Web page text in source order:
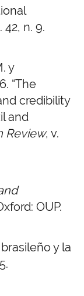
42, n. 9.
y
“The
credibility
and
Review, v.
OUP.
y la